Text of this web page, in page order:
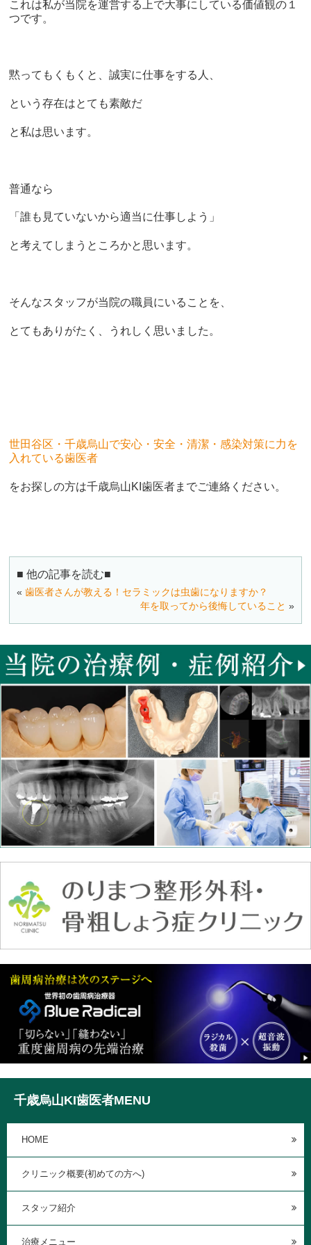
これは私が当院を運営する上で大事にしている価値観の１
つです。
黙ってもくもくと、誠実に仕事をする人、
という存在はとても素敵だ
と私は思います。
普通なら
「誰も見ていないから適当に仕事しよう」
と考えてしまうところかと思います。
そんなスタッフが当院の職員にいることを、
とてもありがたく、うれしく思いました。
世田谷区・千歳烏山で安心・安全・清潔・感染対策に力を
入れている歯医者
をお探しの方は千歳烏山KI歯医者までご連絡ください。
■ 他の記事を読む■
«歯医者さんが教える！セラミックは虫歯になりますか？
年を取ってから後悔していること »
千歳烏山KI歯医者MENU
HOME
クリニック概要(初めての方へ)
スタッフ紹介
治療メニュー